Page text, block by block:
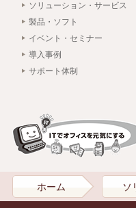
ソリューション・サービス
製品・ソフト
イベント・セミナー
導入事例
サポート体制
ホーム ソ